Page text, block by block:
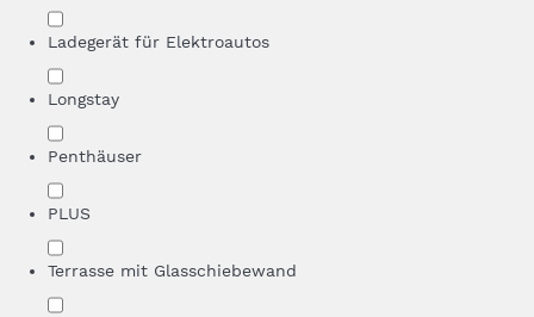
Ladegerät für Elektroautos
Longstay
Penthäuser
PLUS
Terrasse mit Glasschiebewand